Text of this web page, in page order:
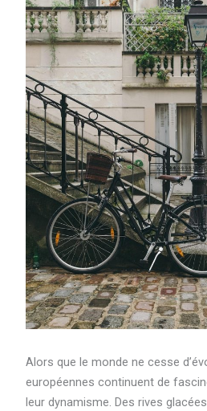
Alors que le monde ne cesse
européennes continuent de
leur dynamisme. Des rives